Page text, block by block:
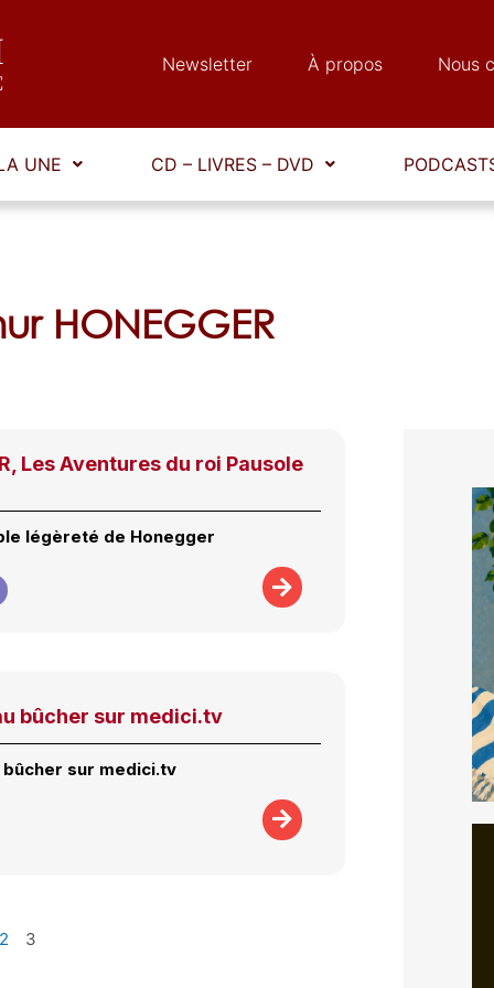
Newsletter À propos Nous
UNE CD – LIVRES – DVD
HONEGGER
Les Aventures du roi Pausole
légèreté de Honegger
bûcher sur medici.tv
bûcher sur medici.tv
3